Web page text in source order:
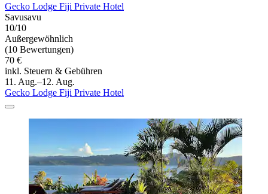
Gecko Lodge Fiji Private Hotel
Savusavu
10/10
Außergewöhnlich
(10 Bewertungen)
70 €
inkl. Steuern & Gebühren
11. Aug.–12. Aug.
Gecko Lodge Fiji Private Hotel